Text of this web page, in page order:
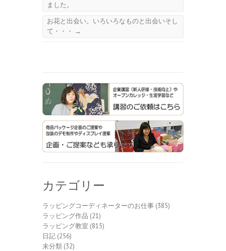
ました。
お花と出会い。いろいろなものと出会いそし
て・・・ →
カテゴリー
ラッピングコーディネーターのお仕事 (385)
ラッピング作品 (21)
ラッピング教室 (815)
日記 (256)
未分類 (32)